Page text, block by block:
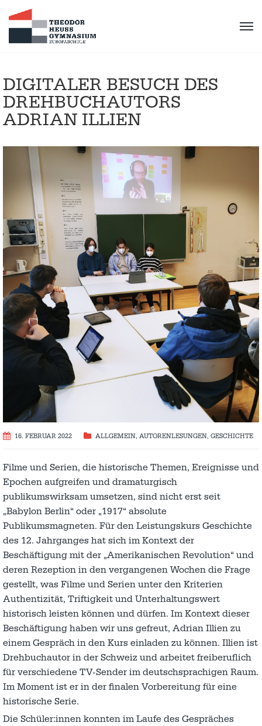
DIGITALER BESUCH DES
DREHBUCHAUTORS
ADRIAN ILLIEN
16. FEBRUAR 2022 ALLGEMEIN, AUTORENLESUNGEN, GESCHICHTE
Filme und Serien, die historische Themen, Ereignisse und
Epochen aufgreifen und dramaturgisch
publikumswirksam umsetzen, sind nicht erst seit
„Babylon Berlin“ oder „1917“ absolute
Publikumsmagneten. Für den Leistungskurs Geschichte
des 12. Jahrganges hat sich im Kontext der
Beschäftigung mit der „Amerikanischen Revolution“ und
deren Rezeption in den vergangenen Wochen die Frage
gestellt, was Filme und Serien unter den Kriterien
Authentizität, Triftigkeit und Unterhaltungswert
historisch leisten können und dürfen. Im Kontext dieser
Beschäftigung haben wir uns gefreut, Adrian Illien zu
einem Gespräch in den Kurs einladen zu können. Illien ist
Drehbuchautor in der Schweiz und arbeitet freiberuflich
für verschiedene TV-Sender im deutschsprachigen Raum.
Im Moment ist er in der finalen Vorbereitung für eine
historische Serie.
Die Schüler:innen konnten im Laufe des Gespräches